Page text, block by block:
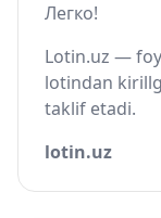
Легко!
Lotin.uz —
lotindan
taklif etadi.
lotin.uz